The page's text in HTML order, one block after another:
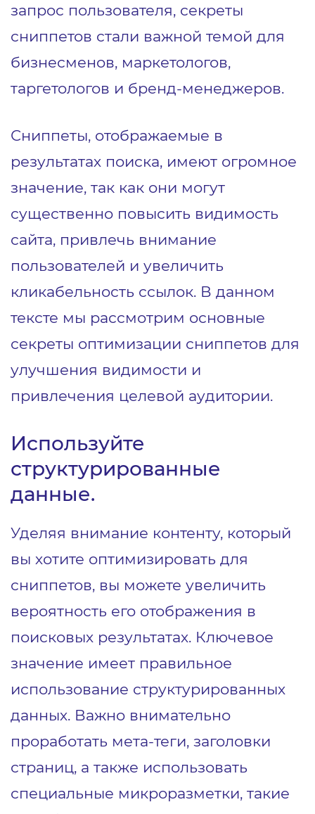
запрос пользователя, секреты
сниппетов стали важной темой для
бизнесменов, маркетологов,
таргетологов и бренд-менеджеров.
Сниппеты, отображаемые в
результатах поиска, имеют огромное
значение, так как они могут
существенно повысить видимость
сайта, привлечь внимание
пользователей и увеличить
кликабельность ссылок. В данном
тексте мы рассмотрим основные
секреты оптимизации сниппетов для
улучшения видимости и
привлечения целевой аудитории.
Используйте
структурированные
данные.
Уделяя внимание контенту, который
вы хотите оптимизировать для
сниппетов, вы можете увеличить
вероятность его отображения в
поисковых результатах. Ключевое
значение имеет правильное
использование структурированных
данных. Важно внимательно
проработать мета-теги, заголовки
страниц, а также использовать
специальные микроразметки, такие